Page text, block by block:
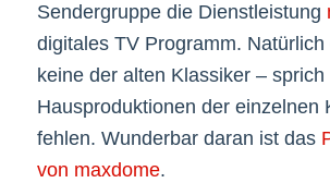
Sendergruppe die Dienstleistung
digitales TV Programm. Natürlich
keine der alten Klassiker – sprich
Hausproduktionen der einzelnen
fehlen. Wunderbar daran ist das
von maxdome.